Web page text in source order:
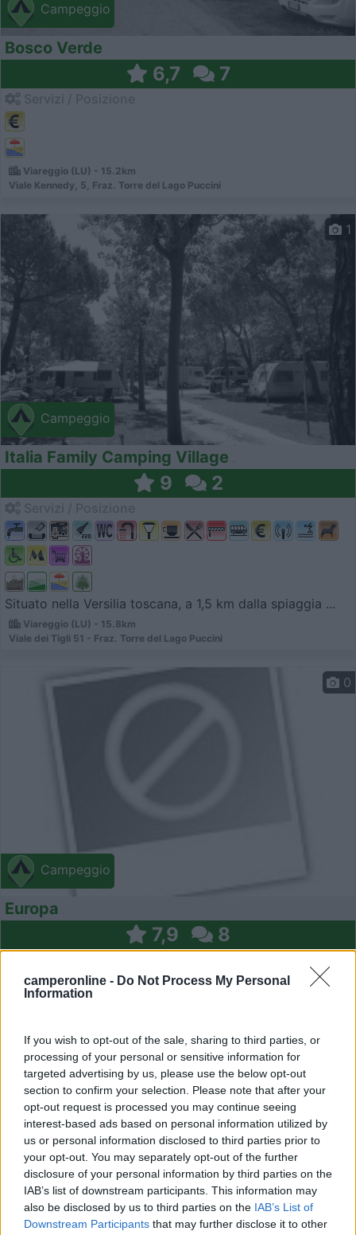
camperonline - Do Not Process My Personal
Information
If you wish to opt-out of the sale, sharing to third parties, or
processing of your personal or sensitive information for
targeted advertising by us, please use the below opt-out
section to confirm your selection. Please note that after your
opt-out request is processed you may continue seeing
interest-based ads based on personal information utilized by
us or personal information disclosed to third parties prior to
your opt-out. You may separately opt-out of the further
disclosure of your personal information by third parties on the
IAB’s list of downstream participants. This information may
also be disclosed by us to third parties on the IAB’s List of
Downstream Participants that may further disclose it to other
Campeggio
Bosco Verde
6,7 7
Viareggio (LU) - 15.2km
Viale Kennedy, 5, Fraz. Torre del Lago Puccini
Campeggio
1
Italia Family Camping Village
9 2
Situato nella Versilia toscana, a 1,5 km dalla spiaggia ...
Viareggio (LU) - 15.8km
Viale dei Tigli 51 - Fraz. Torre del Lago Puccini
Campeggio
0
Europa
7,9 8
Il campeggio si trova tra il mare e il lago di Massaciucc...
Viareggio (LU) - 15.9km
Viale dei Tigli 51- Loc. Torre del Lago Puccini